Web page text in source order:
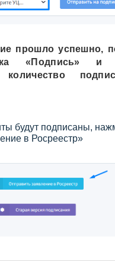
прошло успешно,
«Подпись» и
количество
будут подписаны,
в Росреестр»